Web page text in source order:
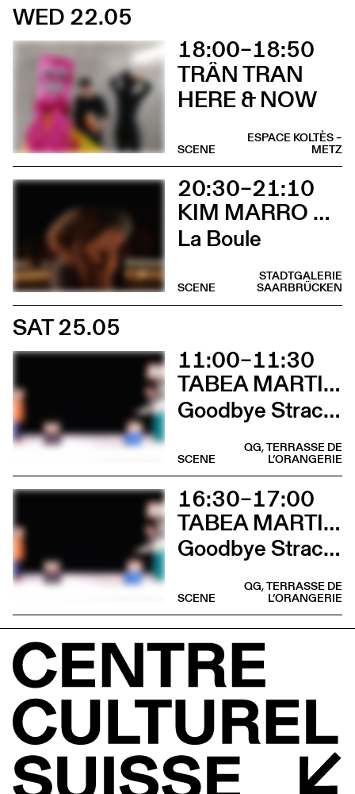
WED 22.05
18:00–18:50
TRÂN TRAN
HERE & NOW
ESPACE KOLTÈS –
METZ
SCENE
20:30–21:10
KIM MARRO & LIAM LELARGE
La Boule
STADTGALERIE
SAARBRÜCKEN
SCENE
SAT 25.05
11:00–11:30
TABEA MARTIN & CIE BEWEGGRUND
Goodbye Stracciatella
QG, TERRASSE DE
L’ORANGERIE
SCENE
16:30–17:00
TABEA MARTIN & CIE BEWEGGRUND
Goodbye Stracciatella
QG, TERRASSE DE
L’ORANGERIE
SCENE